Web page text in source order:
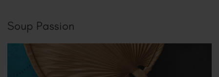
Soup Passion